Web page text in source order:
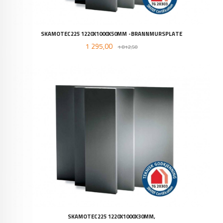
SKAMOTEC225 1220X1000X50MM -BRANNMURSPLATE
Tilbud
1 295,00 1 812,50Rabatt
SKAMOTEC225 1220X1000X30MM,